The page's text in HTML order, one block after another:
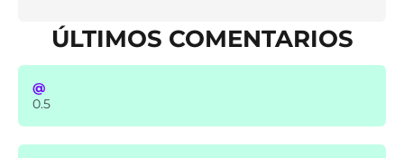
ÚLTIMOS COMENTARIOS
@
0.5